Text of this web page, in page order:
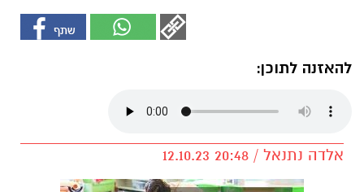
להאזנה לתוכן:
אלדה נתנאל / 20:48 12.10.23